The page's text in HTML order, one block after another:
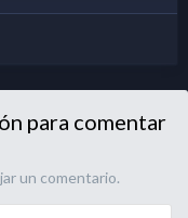
para comentar
un comentario.